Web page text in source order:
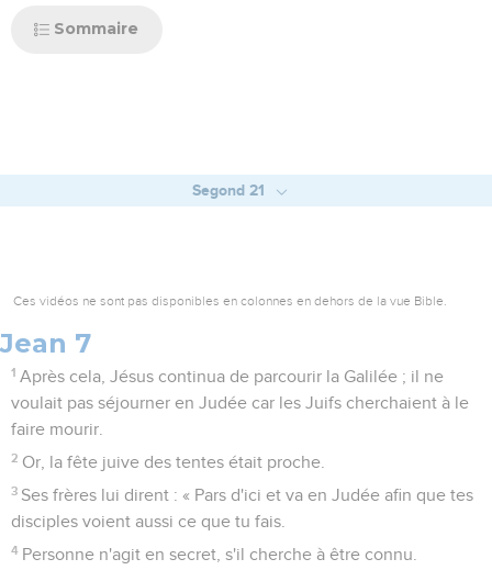
Sommaire
Segond 21
Ces vidéos ne sont pas disponibles en colonnes en dehors de la vue Bible.
Jean 7
1 Après cela, Jésus continua de parcourir la Galilée ; il ne
voulait pas séjourner en Judée car les Juifs cherchaient à le
faire mourir.
2 Or, la fête juive des tentes était proche.
3 Ses frères lui dirent : « Pars d'ici et va en Judée afin que tes
disciples voient aussi ce que tu fais.
4 Personne n'agit en secret, s'il cherche à être connu.